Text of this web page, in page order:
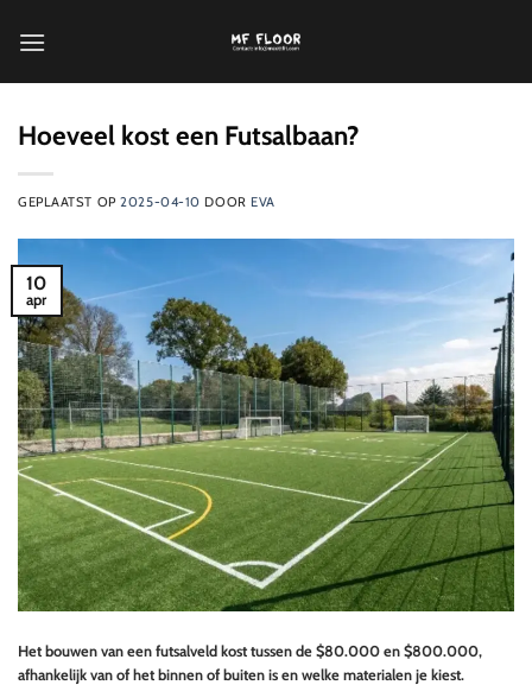
naar
Hoeveel kost een Futsalbaan?
GEPLAATST OP2025-04-10 DOOR EVA
10
apr
Het bouwen van een futsalveld kost tussen de $80.000 en $800.000,
afhankelijk van of het binnen of buiten is en welke materialen je kiest.